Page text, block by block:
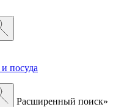
посуда
Расширенный поиск»